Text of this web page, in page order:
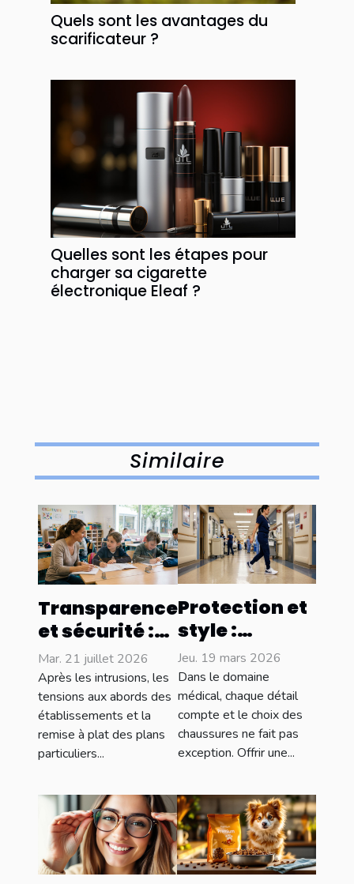
Quels sont les avantages du
scarificateur ?
Quelles sont les étapes pour
charger sa cigarette
électronique Eleaf ?
Similaire
Transparence
et sécurité :
l’impact du
plexiglass en
milieu
scolaire
Mar. 21 juillet 2026
Après les intrusions, les
tensions aux abords des
établissements et la
remise à plat des plans
particuliers...
Protection et
style :
L'importance
des
chaussures
adaptées au
secteur
médical
Jeu. 19 mars 2026
Dans le domaine
médical, chaque détail
compte et le choix des
chaussures ne fait pas
exception. Offrir une...